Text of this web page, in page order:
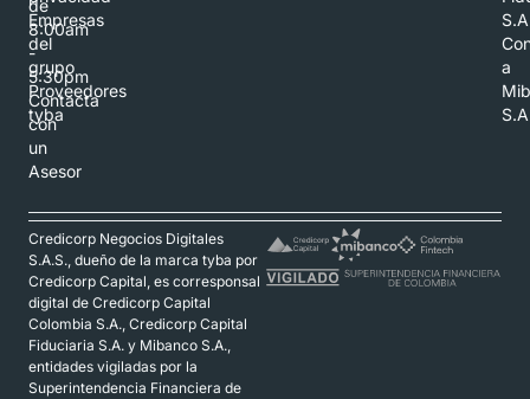
de
8:00am
-
5:30pm
Contacta
con
un
Asesor
Empresas
del
grupo
Proveedores
tyba
a
Credicorp Negocios Digitales
S.A.S., dueño de la marca tyba por
Credicorp Capital, es corresponsal
digital de Credicorp Capital
Colombia S.A., Credicorp Capital
Fiduciaria S.A. y Mibanco S.A.,
entidades vigiladas por la
Superintendencia Financiera de